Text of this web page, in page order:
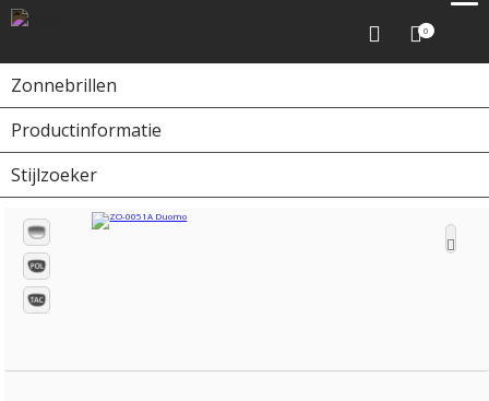
0
Zonnebrillen
Productinformatie
Stijlzoeker
Home Zonnebrillen